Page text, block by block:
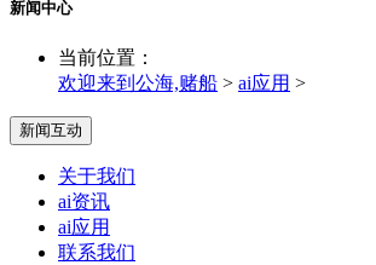
新闻中心
当前位置：
欢迎来到公海,赌船 > ai应用 >
新闻互动
关于我们
ai资讯
ai应用
联系我们